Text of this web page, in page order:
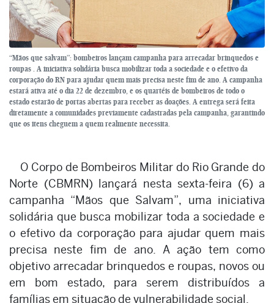
“Mãos que salvam”: bombeiros lançam campanha para arrecadar brinquedos e
roupas . A iniciativa solidária busca mobilizar toda a sociedade e o efetivo da
corporação do RN para ajudar quem mais precisa neste fim de ano. A campanha
estará ativa até o dia 22 de dezembro, e os quartéis de bombeiros de todo o
estado estarão de portas abertas para receber as doações. A entrega será feita
diretamente a comunidades previamente cadastradas pela campanha, garantindo
que os itens cheguem a quem realmente necessita.
O Corpo de Bombeiros Militar do Rio Grande do
Norte (CBMRN) lançará nesta sexta-feira (6) a
campanha “Mãos que Salvam”, uma iniciativa
solidária que busca mobilizar toda a sociedade e
o efetivo da corporação para ajudar quem mais
precisa neste fim de ano. A ação tem como
objetivo arrecadar brinquedos e roupas, novos ou
em bom estado, para serem distribuídos a
famílias em situação de vulnerabilidade social.